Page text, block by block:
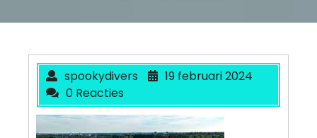
spookydivers
19 februari 2024
0 Reacties